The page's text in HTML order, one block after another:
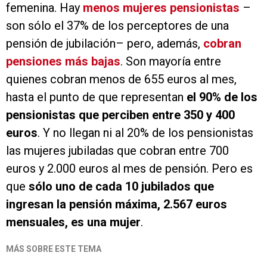
femenina. Hay menos mujeres pensionistas –
son sólo el 37% de los perceptores de una
pensión de jubilación– pero, además, cobran
pensiones más bajas. Son mayoría entre
quienes cobran menos de 655 euros al mes,
hasta el punto de que representan el 90% de los
pensionistas que perciben entre 350 y 400
euros. Y no llegan ni al 20% de los pensionistas
las mujeres jubiladas que cobran entre 700
euros y 2.000 euros al mes de pensión. Pero es
que sólo uno de cada 10 jubilados que
ingresan la pensión máxima, 2.567 euros
mensuales, es una mujer.
MÁS SOBRE ESTE TEMA